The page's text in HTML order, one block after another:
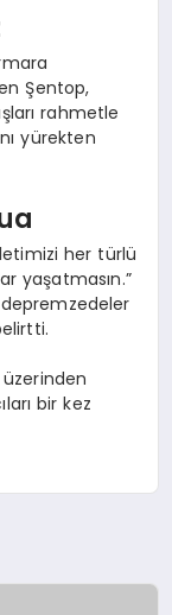
Şentop,
rahmetle
yürekten
her türlü
yaşatmasın.”
üzerinden
bir kez